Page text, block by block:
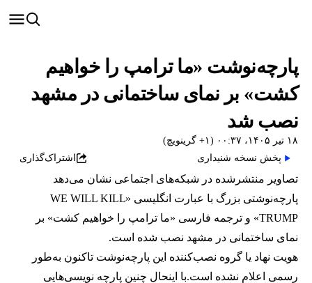
پارچه‌نوشت «ما ترامپ را خواهیم
کشت» بر نمای ساختمانی در مشهد
نصب شد
۱۸ تیر ۱۴۰۵، ۰۰:۳۷ (‎+۱ گرینویچ)
پخش نسخه شنیداری
اشتراک‌گذاری
تصاویر منتشرشده در شبکه‌های اجتماعی نشان می‌دهد
پارچه‌نوشتی بزرگ با عبارت انگلیسی «WE WILL KILL
TRUMP» و ترجمه فارسی «ما ترامپ را خواهیم کشت» بر
نمای ساختمانی در مشهد نصب شده است.
هویت نهاد یا گروه نصب‌کننده این پارچه‌نوشت تاکنون به‌طور
رسمی اعلام نشده است.با اینحال چنین پارچه نویسی‌هایی